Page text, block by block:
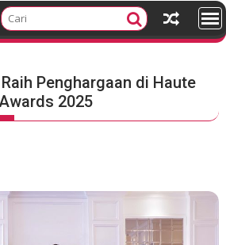
Penghargaan di Haute
2025